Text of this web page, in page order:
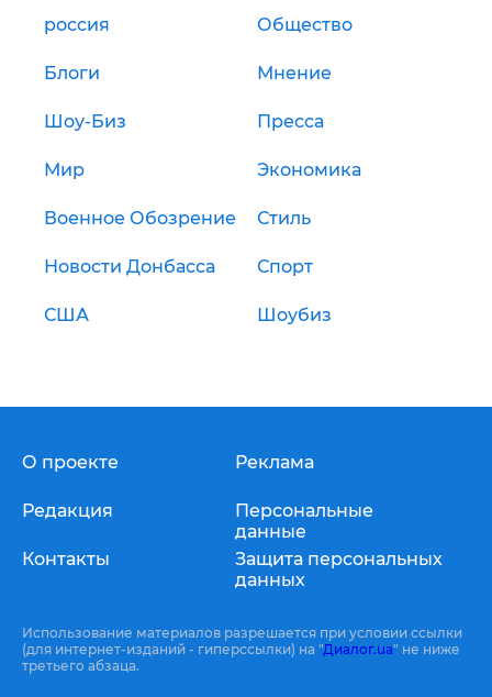
россия Общество
Блоги Мнение
Шоу-Биз Пресса
Мир Экономика
Военное Обозрение Стиль
Новости Донбасса Спорт
США Шоубиз
О проекте
Редакция
Контакты
Реклама
Персональные
данные
Защита персональных
данных
Использование материалов разрешается при условии ссылки
(для интернет-изданий - гиперссылки) на "Диалог.ua" не ниже
третьего абзаца.